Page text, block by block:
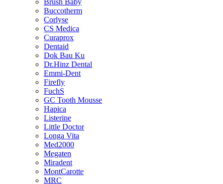
Brush Baby
Buccotherm
Corlyse
CS Medica
Curaprox
Dentaid
Dok Bau Ku
Dr.Hinz Dental
Emmi-Dent
Firefly
FuchS
GC Tooth Mousse
Hapica
Listerine
Little Doctor
Longa Vita
Med2000
Megaten
Miradent
MontCarotte
MRC